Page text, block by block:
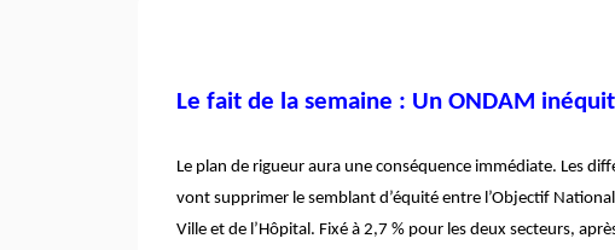
Le fait de la semaine : Un ONDAM
Le plan de rigueur aura une conséquence immédiate. Les
vont supprimer le semblant d’équité entre l’Objectif
Ville et de l’Hôpital. Fixé à 2,7 % pour les deux secteurs,